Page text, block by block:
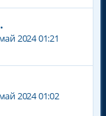
2024 01:21
2024 01:02